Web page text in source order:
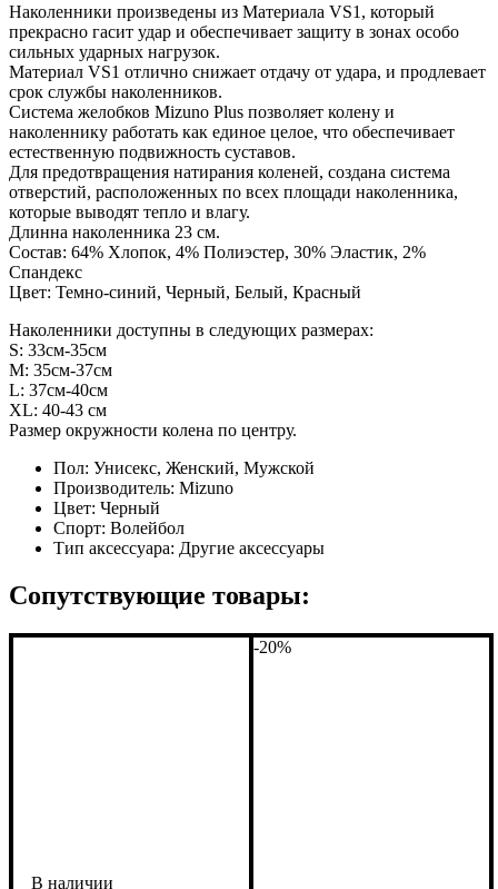
Наколенники произведены из Материала VS1, который
прекрасно гасит удар и обеспечивает защиту в зонах особо
сильных ударных нагрузок.
Материал VS1 отлично снижает отдачу от удара, и продлевает
срок службы наколенников.
Система желобков Mizuno Plus позволяет колену и
наколеннику работать как единое целое, что обеспечивает
естественную подвижность суставов.
Для предотвращения натирания коленей, создана система
отверстий, расположенных по всех площади наколенника,
которые выводят тепло и влагу.
Длинна наколенника 23 см.
Состав: 64% Хлопок, 4% Полиэстер, 30% Эластик, 2%
Спандекс
Цвет: Темно-синий, Черный, Белый, Красный
Наколенники доступны в следующих размерах:
S: 33см-35см
M: 35см-37см
L: 37см-40см
XL: 40-43 см
Размер окружности колена по центру.
Пол: Унисекс, Женский, Мужской
Производитель: Mizuno
Цвет: Черный
Спорт: Волейбол
Тип аксессуара: Другие аксессуары
Сопутствующие товары:
-20%